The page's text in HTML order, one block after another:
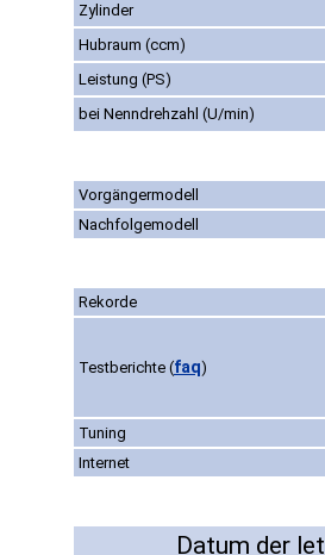
Zylinder
Hubraum (ccm)
Leistung (PS)
bei Nenndrehzahl (U/min)
Vorgängermodell
Nachfolgemodell
Rekorde
Testberichte (faq)
Tuning
Internet
Datum der